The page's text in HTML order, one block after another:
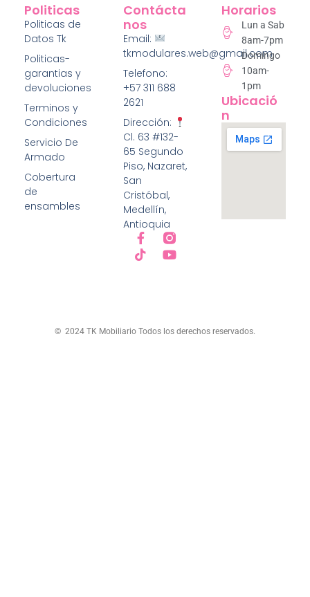
Politicas
Politicas de
Datos Tk
Politicas-
garantias y
devoluciones
Terminos y
Condiciones
Servicio De
Armado
Cobertura
de
ensambles
Contácta
Nos
Email:
tkmodulares.web@gmail.com
Telefono:
+57 311 688
2621
Dirección:
Cl. 63 #132-
65 Segundo
Piso, Nazaret,
San
Cristóbal,
Medellín,
Antioquia
Horarios
Lun a Sab
8am-7pm
Domingo
10am-
1pm
Ubicació
N
© 2024 TK Mobiliario Todos los derechos reservados.